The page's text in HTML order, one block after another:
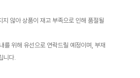
지 않아 상품이 재고 부족으로 인해 품절될
를 위해 유선으로 연락드릴 예정이며, 부재
니다.